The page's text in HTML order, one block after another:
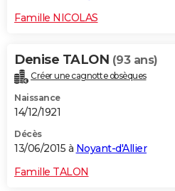
Famille NICOLAS
Denise TALON (93 ans)
Créer une cagnotte obsèques
Naissance
14/12/1921
Décès
13/06/2015 à Noyant-d'Allier
Famille TALON